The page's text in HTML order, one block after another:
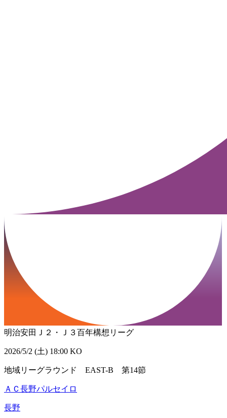
明治安田Ｊ２・Ｊ３百年構想リーグ
2026/5/2 (土) 18:00 KO
地域リーグラウンド EAST-B 第14節
ＡＣ長野パルセイロ
長野